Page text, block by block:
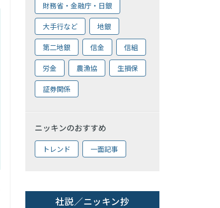
財務省・金融庁・日銀
大手行など 地銀
第二地銀 信金 信組
労金 農漁協 生損保
証券関係
ニッキンのおすすめ
トレンド 一面記事
社説／ニッキン抄